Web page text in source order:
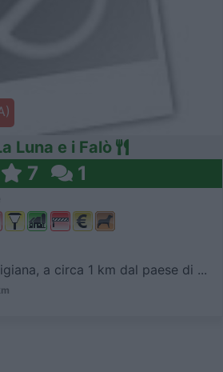
Luna e i Falò
7 1
a circa 1 km dal paese di ...